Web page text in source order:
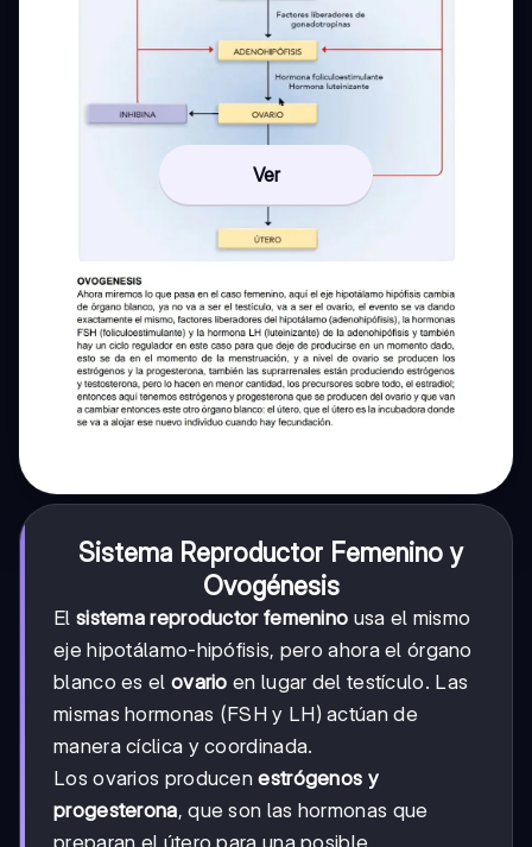
Ver
Sistema Reproductor Femenino y
Ovogénesis
El sistema reproductor femenino usa el mismo
eje hipotálamo-hipófisis, pero ahora el órgano
blanco es el ovario en lugar del testículo. Las
mismas hormonas (FSH y LH) actúan de
manera cíclica y coordinada.
Los ovarios producenestrógenos y
progesterona, que son las hormonas que
preparan el útero para una posible